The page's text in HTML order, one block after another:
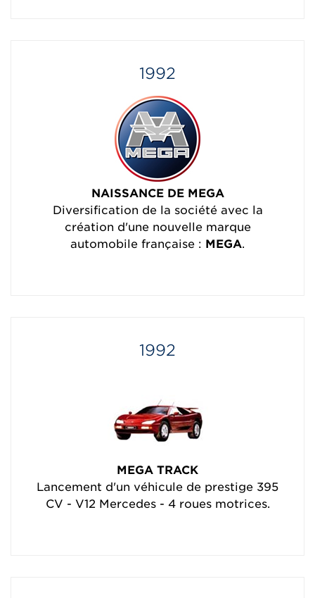
1992
NAISSANCE DE MEGA
Diversification de la société avec la
création d'une nouvelle marque
automobile française : MEGA.
1992
MEGA TRACK
Lancement d'un véhicule de prestige 395
CV - V12 Mercedes - 4 roues motrices.